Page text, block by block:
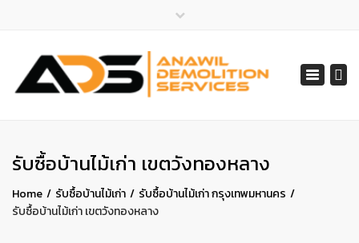
ไลน์ไอดี 065-401-2852
สายด่วน 065-401-2852, 061-548-1805 Toggle
รับซื้อบ้านไม้เก่า เขตวังทองหลาง
Home รับซื้อบ้านไม้เก่า
รับซื้อบ้านไม้เก่า กรุงเทพมหานคร
รับซื้อบ้านไม้เก่า เขตวังทองหลาง